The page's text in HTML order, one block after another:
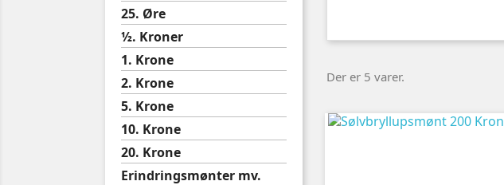
25. Øre
½. Kroner
1. Krone
2. Krone
5. Krone
10. Krone
20. Krone
Erindringsmønter mv.
Der er 5 varer.